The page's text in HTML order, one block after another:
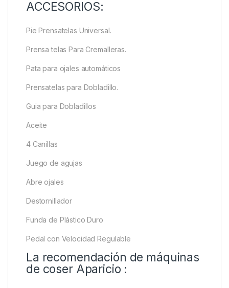
ACCESORIOS:
Pie Prensatelas Universal.
Prensa telas Para Cremalleras.
Pata para ojales automáticos
Prensatelas para Dobladillo.
Guia para Dobladillos
Aceite
4 Canillas
Juego de agujas
Abre ojales
Destornillador
Funda de Plástico Duro
Pedal con Velocidad Regulable
La recomendación de máquinas
de coser Aparicio :